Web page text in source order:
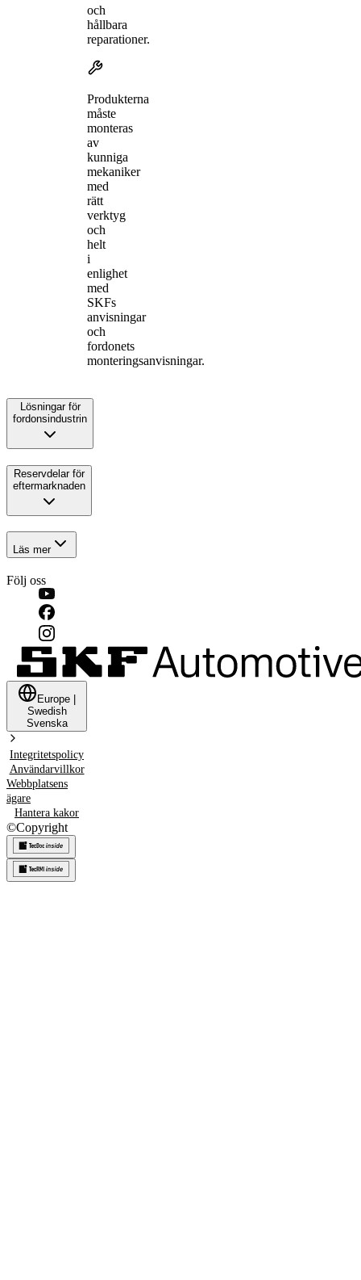
och
hållbara
reparationer.
Produkterna
måste
monteras
av
kunniga
mekaniker
med
rätt
verktyg
och
helt
i
enlighet
med
SKFs
anvisningar
och
fordonets
monteringsanvisningar.
Lösningar för
fordonsindustrin
Reservdelar för
eftermarknaden
Läs mer
Följ oss
Europe
Swedish
Svenska
Integritetspolicy
Användarvillkor
Webbplatsens
ägare
Hantera kakor
©Copyright